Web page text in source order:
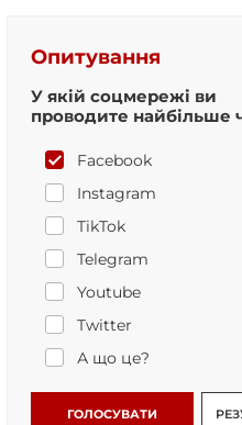
Опитування
У якій соцмережі ви
проводите найбільше
Facebook
Instagram
TikTok
Telegram
Youtube
Twitter
А що це?
ГОЛОСУВАТИ